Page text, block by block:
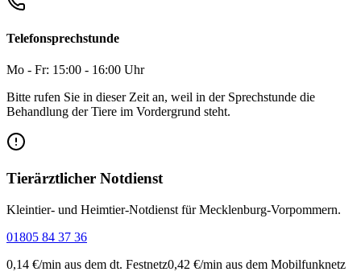
Telefonsprechstunde
Mo - Fr: 15:00 - 16:00 Uhr
Bitte rufen Sie in dieser Zeit an, weil in der Sprechstunde die
Behandlung der Tiere im Vordergrund steht.
Tierärztlicher Notdienst
Kleintier- und Heimtier-Notdienst für Mecklenburg-Vorpommern.
01805 84 37 36
0,14 €/min aus dem dt. Festnetz0,42 €/min aus dem Mobilfunknetz